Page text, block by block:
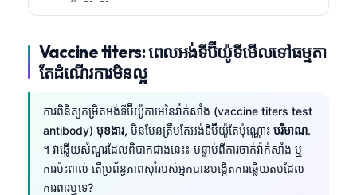
Vaccine titers: ពេលអង់ទីប៊ីយ៉ូទីមើលទៅធម្មតា
តែដំណើរការមិនល្អ
ការពិនិត្យកម្រិតអង់ទីប៊ីយ៉ូតាមេនៃវ៉ាក់សាំង (vaccine titers test
antibody) មុខងារ, មិនមែនត្រឹមតែអង់ទីប៊ីយ៉ូតែប៉ុណ្ណោះ បរិមាណ.
។ វាឆ្លើយសំណួរដែលពិបាកជាងនេះ៖ បន្ទាប់ពីការចាក់វ៉ាក់សាំង ឬ
ការប៉ះពាល់ តើប្រព័ន្ធភាពស៊ាំរបស់អ្នកបានបង្កើតការឆ្លើយតបដែល
ការពារឬទេ?